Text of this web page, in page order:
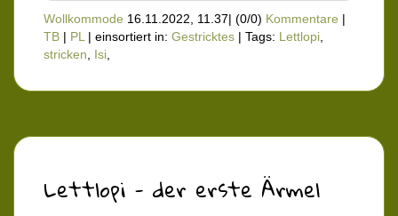
Wollkommode 16.11.2022, 11.37| (0/0) Kommentare |
TB | PL| einsortiert in: Gestricktes | Tags: Lettlopi,
stricken, Isi,
Lettlopi - der erste Ärmel